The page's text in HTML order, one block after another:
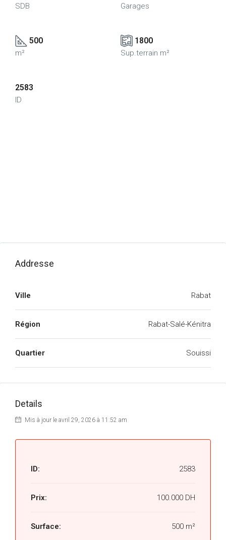
SDB Garages
500
m²
1800
Sup.terrain m²
2583
ID
Addresse
Ville Rabat
Région Rabat-Salé-Kénitra
Quartier Souissi
Details
Mis à jour le avril 29, 2026 à 11:52 am
ID: 2583
Prix: 100.000 DH
Surface: 500 m²